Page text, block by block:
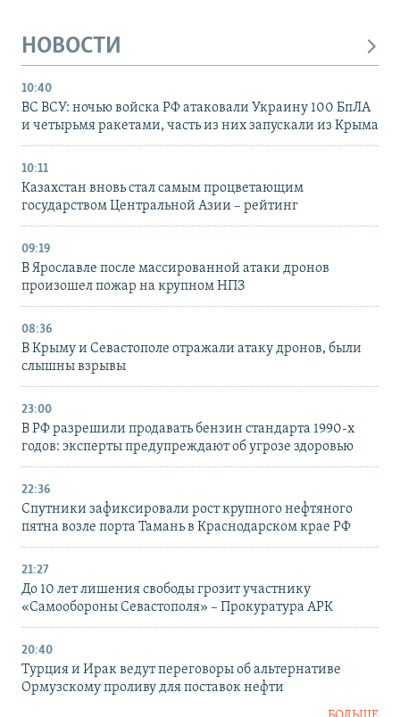
НОВОСТИ
10:40
ВС ВСУ: ночью войска РФ атаковали Украину 100 БпЛА
и четырьмя ракетами, часть из них запускали из Крыма
10:11
Казахстан вновь стал самым процветающим
государством Центральной Азии – рейтинг
09:19
В Ярославле после массированной атаки дронов
произошел пожар на крупном НПЗ
08:36
В Крыму и Севастополе отражали атаку дронов, были
слышны взрывы
23:00
В РФ разрешили продавать бензин стандарта 1990-х
годов: эксперты предупреждают об угрозе здоровью
22:36
Спутники зафиксировали рост крупного нефтяного
пятна возле порта Тамань в Краснодарском крае РФ
21:27
До 10 лет лишения свободы грозит участнику
«Самообороны Севастополя» – Прокуратура АРК
20:40
Турция и Ирак ведут переговоры об альтернативе
Ормузскому проливу для поставок нефти